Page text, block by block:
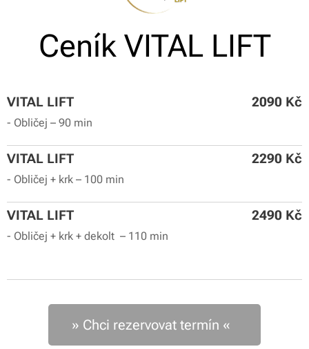
Ceník VITAL LIFT
VITAL LIFT
- Obličej – 90 min
2090 Kč
VITAL LIFT
- Obličej + krk – 100 min
2290 Kč
VITAL LIFT
- Obličej + krk + dekolt – 110 min
2490 Kč
» Chci rezervovat termín «